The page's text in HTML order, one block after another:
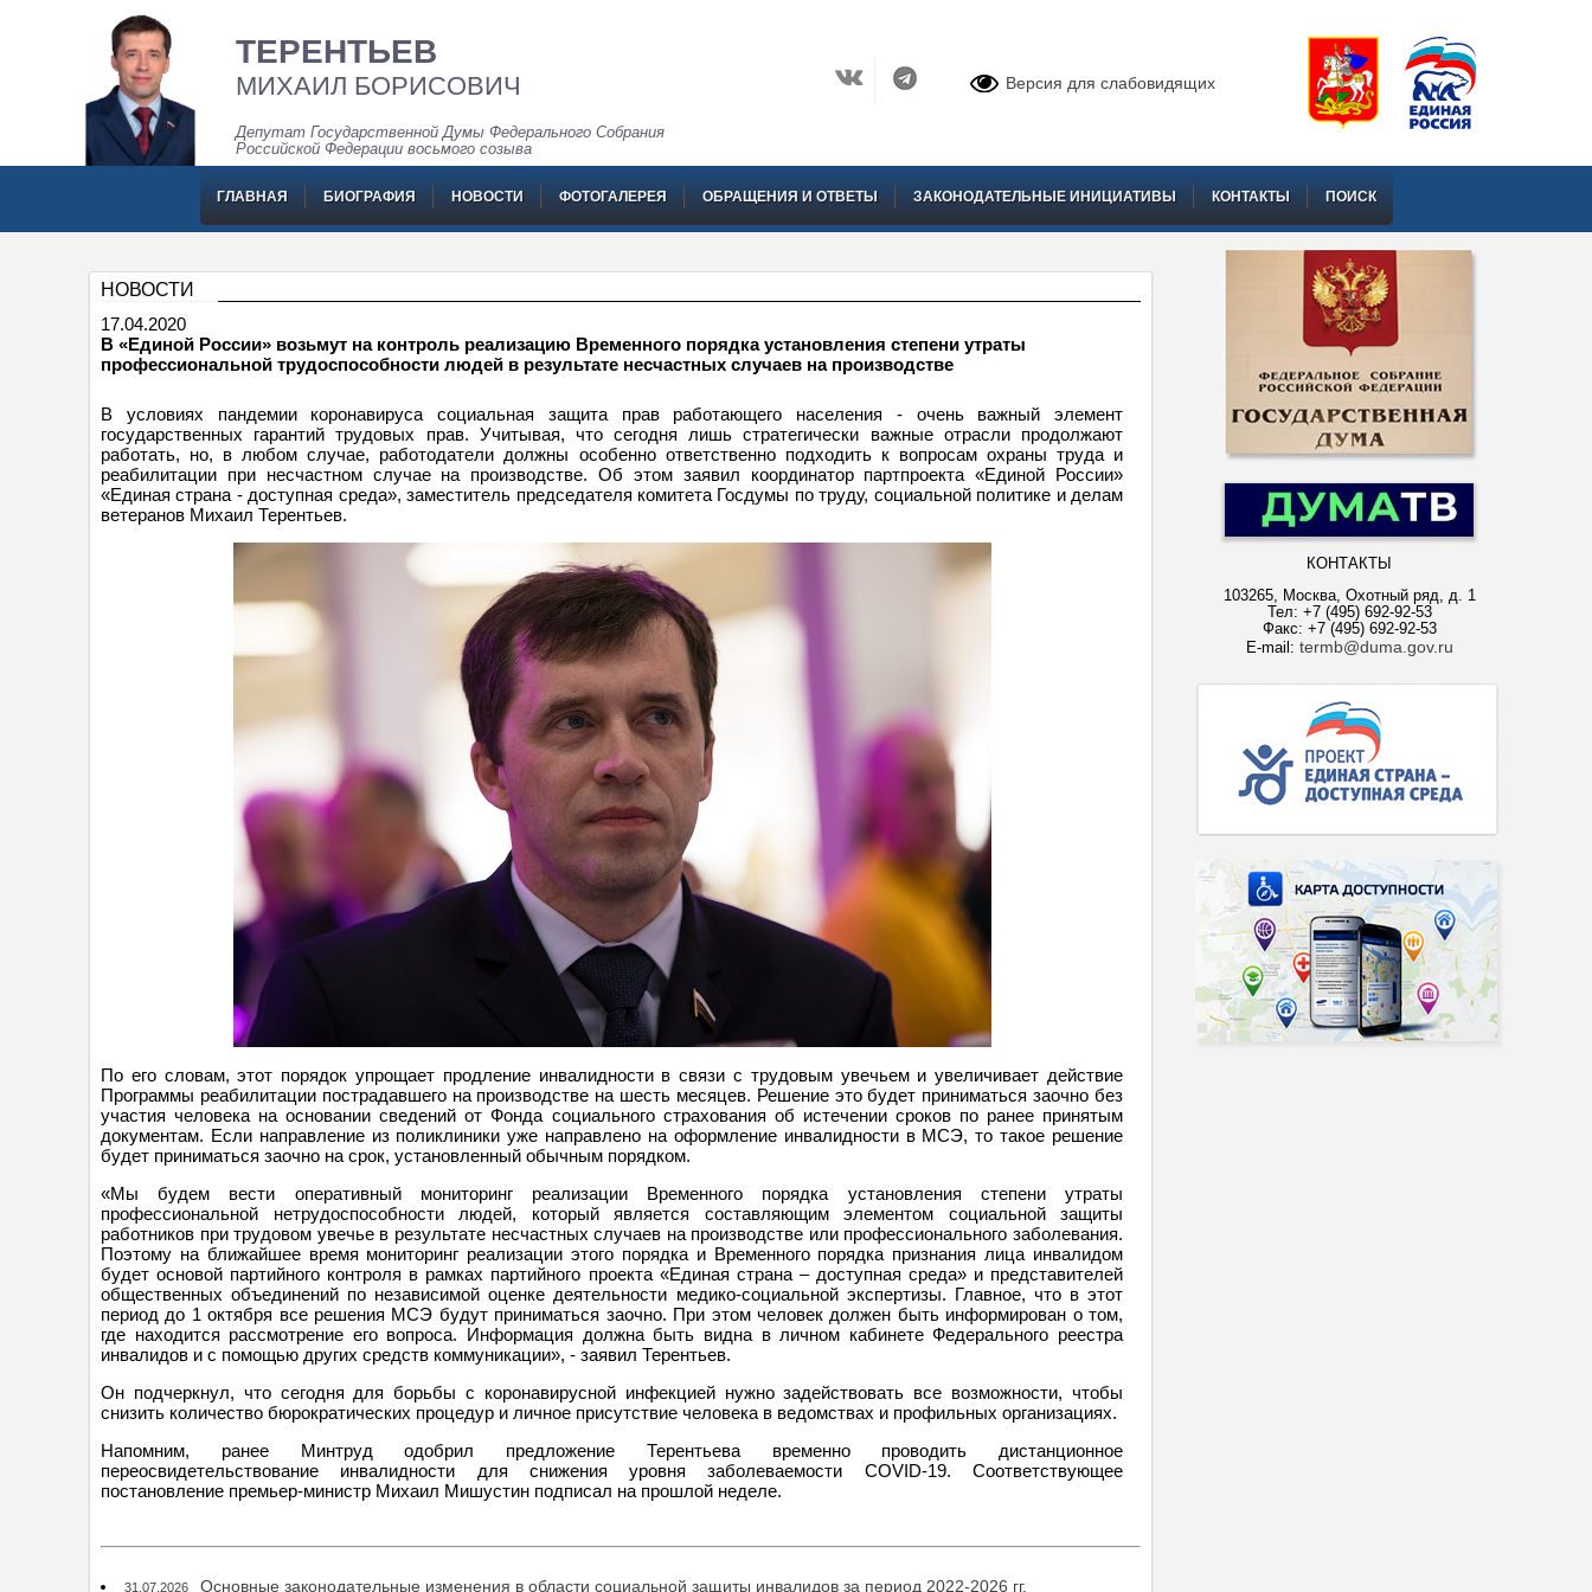
ТЕРЕНТЬЕВ
МИХАИЛ БОРИСОВИЧ
Депутат Государственной Думы Федерального Собрания
Российской Федерации восьмого созыва
Версия для слабовидящих
ГЛАВНАЯ БИОГРАФИЯ НОВОСТИ ФОТОГАЛЕРЕЯ ОБРАЩЕНИЯ И ОТВЕТЫ ЗАКОНОДАТЕЛЬНЫЕ ИНИЦИАТИВЫ КОНТАКТЫ ПОИСК
НОВОСТИ
17.04.2020
В «Единой России» возьмут на контроль реализацию Временного порядка установления степени утраты
профессиональной трудоспособности людей в результате несчастных случаев на производстве
В условиях пандемии коронавируса социальная защита прав работающего населения - очень важный элемент
государственных гарантий трудовых прав. Учитывая, что сегодня лишь стратегически важные отрасли продолжают
работать, но, в любом случае, работодатели должны особенно ответственно подходить к вопросам охраны труда и
реабилитации при несчастном случае на производстве. Об этом заявил координатор партпроекта «Единой России»
«Единая страна - доступная среда», заместитель председателя комитета Госдумы по труду, социальной политике и делам
ветеранов Михаил Терентьев.
По его словам, этот порядок упрощает продление инвалидности в связи с трудовым увечьем и увеличивает действие
Программы реабилитации пострадавшего на производстве на шесть месяцев. Решение это будет приниматься заочно без
участия человека на основании сведений от Фонда социального страхования об истечении сроков по ранее принятым
документам. Если направление из поликлиники уже направлено на оформление инвалидности в МСЭ, то такое решение
будет приниматься заочно на срок, установленный обычным порядком.
«Мы будем вести оперативный мониторинг реализации Временного порядка установления степени утраты
профессиональной нетрудоспособности людей, который является составляющим элементом социальной защиты
работников при трудовом увечье в результате несчастных случаев на производстве или профессионального заболевания.
Поэтому на ближайшее время мониторинг реализации этого порядка и Временного порядка признания лица инвалидом
будет основой партийного контроля в рамках партийного проекта «Единая страна – доступная среда» и представителей
общественных объединений по независимой оценке деятельности медико-социальной экспертизы. Главное, что в этот
период до 1 октября все решения МСЭ будут приниматься заочно. При этом человек должен быть информирован о том,
где находится рассмотрение его вопроса. Информация должна быть видна в личном кабинете Федерального реестра
инвалидов и с помощью других средств коммуникации», - заявил Терентьев.
Он подчеркнул, что сегодня для борьбы с коронавирусной инфекцией нужно задействовать все возможности, чтобы
снизить количество бюрократических процедур и личное присутствие человека в ведомствах и профильных организациях.
Напомним, ранее Минтруд одобрил предложение Терентьева временно проводить дистанционное
переосвидетельствование инвалидности для снижения уровня заболеваемости COVID-19. Соответствующее
постановление премьер-министр Михаил Мишустин подписал на прошлой неделе.
31.07.2026 Основные законодательные изменения в области социальной защиты инвалидов за период 2022-2026 гг.
КОНТАКТЫ
103265, Москва, Охотный ряд, д. 1
Тел: +7 (495) 692-92-53
Факс: +7 (495) 692-92-53
E-mail: termb@duma.gov.ru